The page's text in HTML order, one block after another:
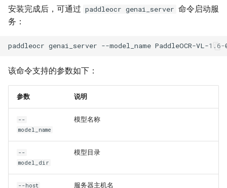
安装完成后，可通过 paddleocr genai_server 命令启动服
务：
paddleocr genai_server --model_name PaddleOCR-VL-1.6-
该命令支持的参数如下：
参数 说明
--
model_name
模型名称
--
model_dir
模型目录
--host 服务器主机名